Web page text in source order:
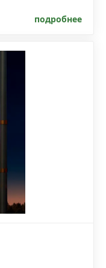
подробнее